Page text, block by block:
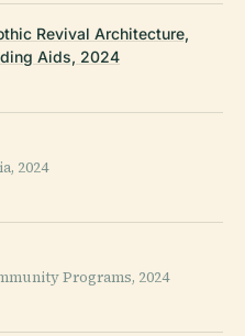
Revival Architecture,
Aids, 2024
2024
Programs, 2024